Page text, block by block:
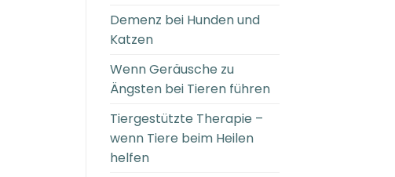
Demenz bei Hunden und
Katzen
Wenn Geräusche zu
Ängsten bei Tieren führen
Tiergestützte Therapie –
wenn Tiere beim Heilen
helfen